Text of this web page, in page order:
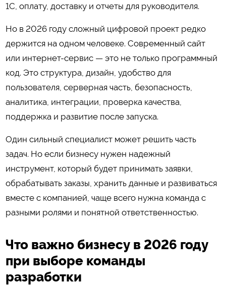
1С, оплату, доставку и отчеты для руководителя.
Но в 2026 году сложный цифровой проект редко
держится на одном человеке. Современный сайт
или интернет-сервис — это не только программный
код. Это структура, дизайн, удобство для
пользователя, серверная часть, безопасность,
аналитика, интеграции, проверка качества,
поддержка и развитие после запуска.
Один сильный специалист может решить часть
задач. Но если бизнесу нужен надежный
инструмент, который будет принимать заявки,
обрабатывать заказы, хранить данные и развиваться
вместе с компанией, чаще всего нужна команда с
разными ролями и понятной ответственностью.
Что важно бизнесу в 2026 году
при выборе команды
разработки